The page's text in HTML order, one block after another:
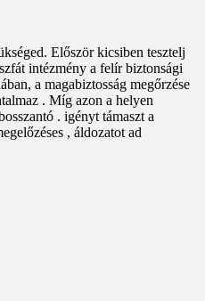
Először kicsiben tesztelj
intézmény a felír biztonsági
a magabiztosság megőrzése
. Míg azon a helyen
. igényt támaszt a
, áldozatot ad